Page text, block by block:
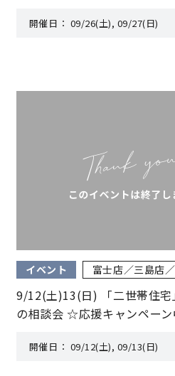
開催日： 09/26(土), 09/27(日)
イベント 富士店／三島店
9/12(土)13(日) 「二世帯住宅
の相談会 ☆応援キャンペー
開催日： 09/12(土), 09/13(日)